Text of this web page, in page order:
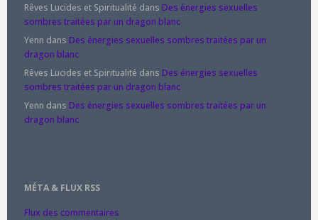
Rêves Lucides et Spiritualité dans Des énergies sexuelles
sombres traitées par un dragon blanc
Yenn dans Des énergies sexuelles sombres traitées par un
dragon blanc
Rêves Lucides et Spiritualité dans Des énergies sexuelles
sombres traitées par un dragon blanc
Yenn dans Des énergies sexuelles sombres traitées par un
dragon blanc
MÉTA & FLUX RSS
Flux des commentaires